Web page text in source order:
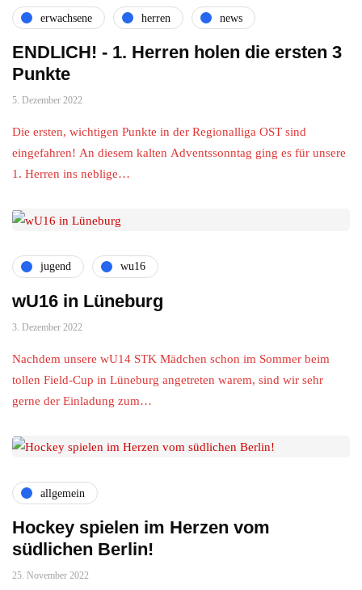
erwachsene herren news
ENDLICH! - 1. Herren holen die ersten 3
Punkte
5. Dezember 2022
Die ersten, wichtigen Punkte in der Regionalliga OST sind
eingefahren! An diesem kalten Adventssonntag ging es für unsere
1. Herren ins neblige…
jugend wu16
wU16 in Lüneburg
3. Dezember 2022
Nachdem unsere wU14 STK Mädchen schon im Sommer beim
tollen Field-Cup in Lüneburg angetreten warem, sind wir sehr
gerne der Einladung zum…
allgemein
Hockey spielen im Herzen vom
südlichen Berlin!
25. November 2022